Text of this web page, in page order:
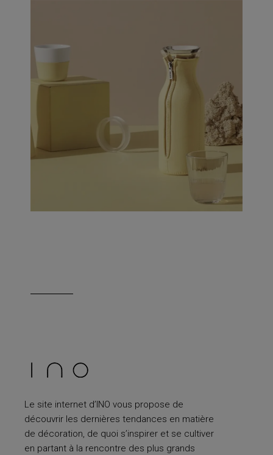
Le site internet d’INO vous propose de
découvrir les dernières tendances en matière
de décoration, de quoi s’inspirer et se cultiver
en partant à la rencontre des plus grands